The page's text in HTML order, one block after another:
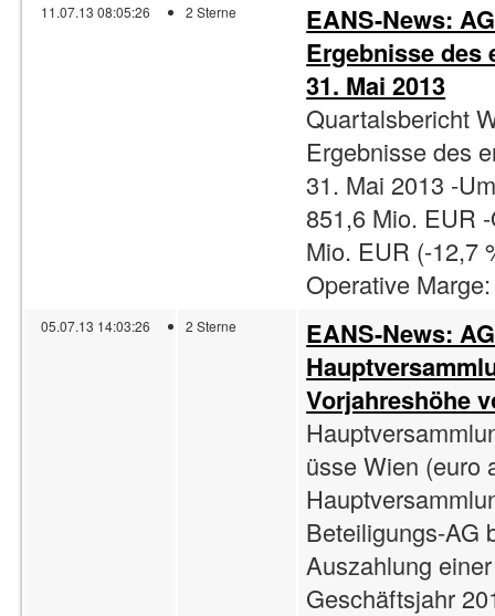
11.07.13 08:05:26 2 Sterne
EANS-News:
Ergebnisse des
31. Mai 2013
Quartalsbericht
Ergebnisse des
31. Mai 2013 -
851,6 Mio. EUR
Mio. EUR (-12,7
Operative
05.07.13 14:03:26 2 Sterne
EANS-News:
Vorjahreshöhe
üsse Wien (euro
Beteiligungs-AG
Auszahlung
Geschäftsjahr